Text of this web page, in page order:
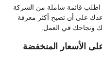
اطلب قائمة شاملة من الشركة
على أن تصبح أكثر معرفة
ونجاحك في العمل.
الأسعار المنخفضة